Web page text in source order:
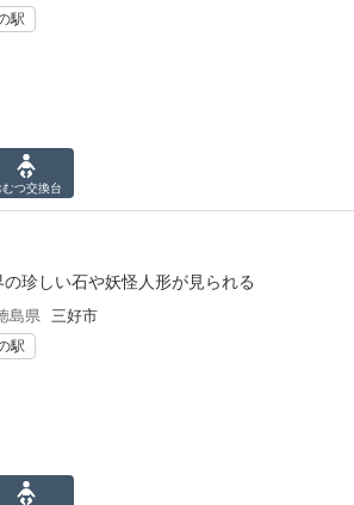
駅
むつ交換台
の珍しい石や妖怪人形が見られる
島県 三好市
駅